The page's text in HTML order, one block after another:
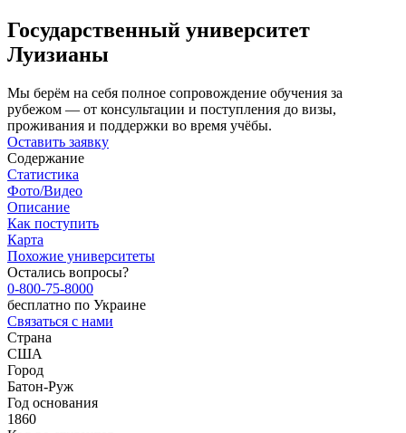
Государственный университет
Луизианы
Мы берём на себя полное сопровождение обучения за
рубежом — от консультации и поступления до визы,
проживания и поддержки во время учёбы.
Оставить заявку
Содержание
Статистика
Фото/Видео
Описание
Как поступить
Карта
Похожие университеты
Остались вопросы?
0-800-75-8000
бесплатно по Украине
Связаться с нами
Страна
США
Город
Батон-Руж
Год основания
1860